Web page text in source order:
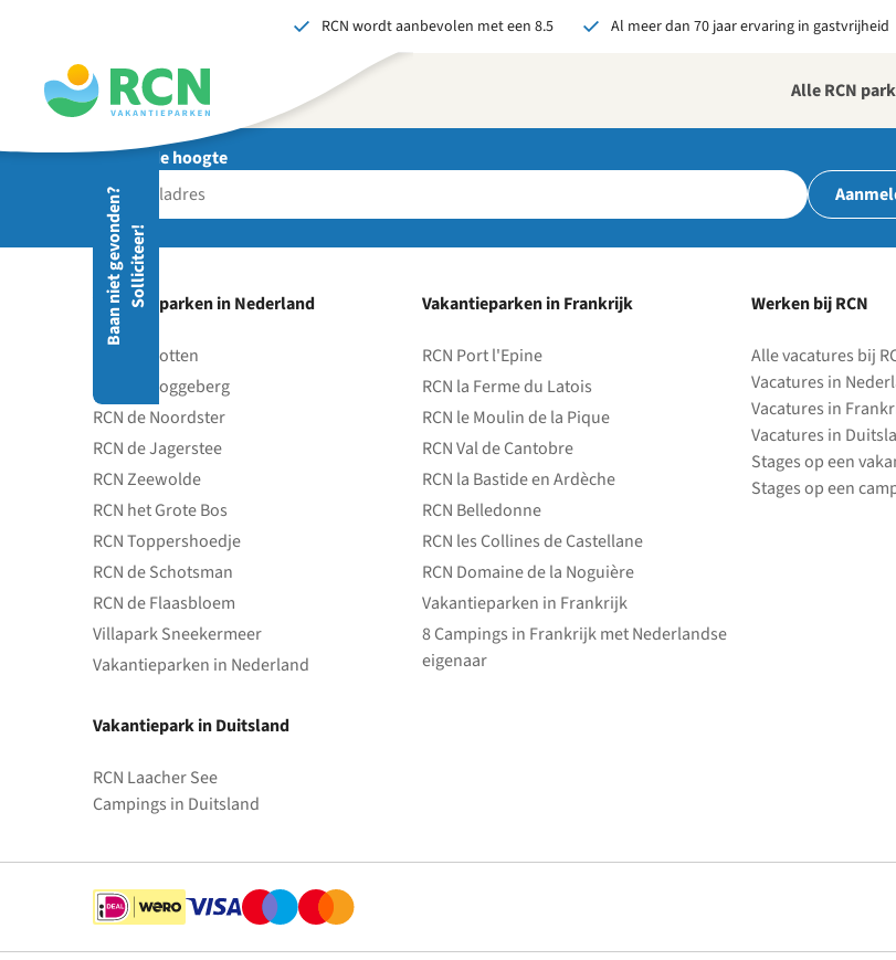
hoofdnavigatie
hoofdinhoud
voettekstinhoud
RCN wordt aanbevolen met een 8.5 Al meer dan 70 jaar ervaring in gastvrijheid
Alle RCN
B
a
a
n
n
i
e
t
g
e
v
on
d
e
n
?
S
o
l
l
i
c
i
t
e
e
r!
Wij zijn altijd op zoek naar
gedreven en enthousiaste
versterken!
Blijf op de hoogte
Vakantieparken in Nederland
RCN de Potten
RCN de Roggeberg
RCN de Noordster
RCN de Jagerstee
RCN Zeewolde
RCN het Grote Bos
RCN Toppershoedje
RCN de Schotsman
RCN de Flaasbloem
Villapark Sneekermeer
Vakantieparken in Nederland
Vakantiepark in Duitsland
RCN Laacher See
Campings in Duitsland
Vakantieparken in Frankrijk
RCN Port l'Epine
RCN la Ferme du Latois
RCN le Moulin de la Pique
RCN Val de Cantobre
RCN la Bastide en Ardèche
RCN Belledonne
RCN les Collines de Castellane
RCN Domaine de la Noguière
Vakantieparken in Frankrijk
8 Campings in Frankrijk met Nederlandse
eigenaar
Werken bij RCN
Alle vacatures bij
Vacatures in
Vacatures in
Vacatures in
Stages op een
Stages op een